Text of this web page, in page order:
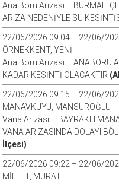
Ana Boru Arızası – BURMALI
ARIZA NEDENİYLE SU
22/06/2026 09:04 – 22/06/
ÖRNEKKENT, YENİ
Ana Boru Arızası – ANABORU
KADAR KESİNTİ OLACAKTIR
22/06/2026 09:15 – 22/06/
MANAVKUYU, MANSUROĞLU
Vana Arızası – BAYRAKLI
VANA ARIZASINDA DOLAYI
İlçesi)
22/06/2026 09:22 – 22/06/
MİLLET, MURAT